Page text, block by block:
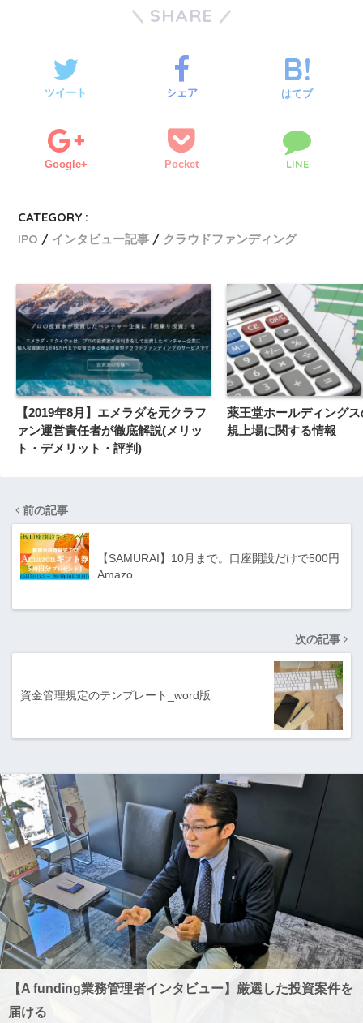
SHARE
ツイート シェア はてブ
Google+ Pocket LINE
CATEGORY :
IPO
インタビュー記事 クラウドファンディング
【2019年8月】エメラダを元クラフ
ァン運営責任者が徹底解説(メリッ
ト・デメリット・評判)
薬王堂ホールディング
規上場に関する情報
前の記事
【SAMURAI】10月まで。口座開設だけで500円
Amazo…
次の記事
資金管理規定のテンプレート_word版
【A funding業務管理者インタビュー】厳選した投資案件を
届ける